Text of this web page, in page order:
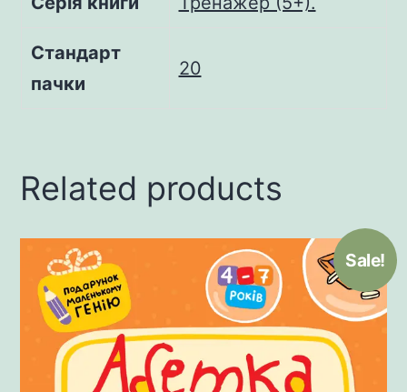
Стандарт
пачки
20
Related products
Sale!